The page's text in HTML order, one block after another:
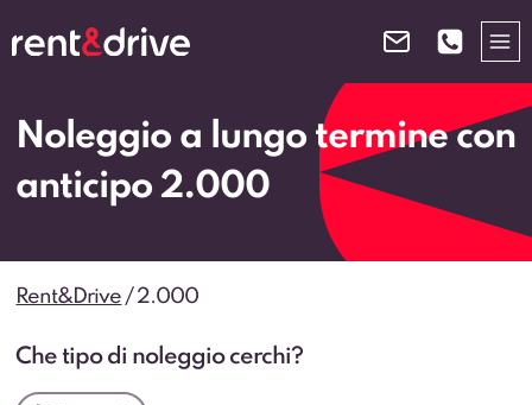
al
Noleggio a lungo termine con
anticipo 2.000
Rent&Drive /2.000
Che tipo di noleggio cerchi?